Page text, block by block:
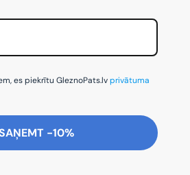
es piekrītu GleznoPats.lvprivātuma
-10%